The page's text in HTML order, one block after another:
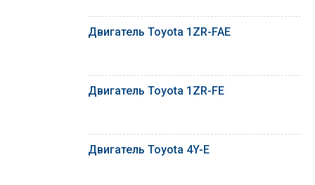
Двигатель Toyota 1ZR-FAE
Двигатель Toyota 1ZR-FE
Двигатель Toyota 4Y-E